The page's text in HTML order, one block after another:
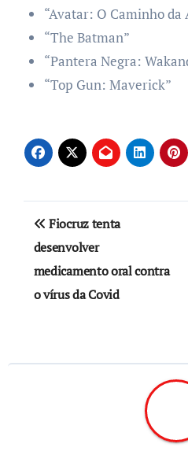
“Avatar: O Caminho da
“The Batman”
“Pantera Negra:
“Top Gun: Maverick”
Navegação
de
Post
Fiocruz tenta
desenvolver
medicamento oral contra
o vírus da Covid